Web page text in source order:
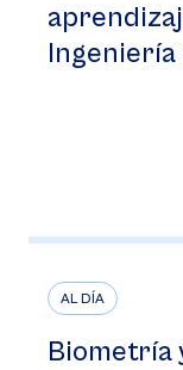
Ingeniería
AL DÍA
Biometría